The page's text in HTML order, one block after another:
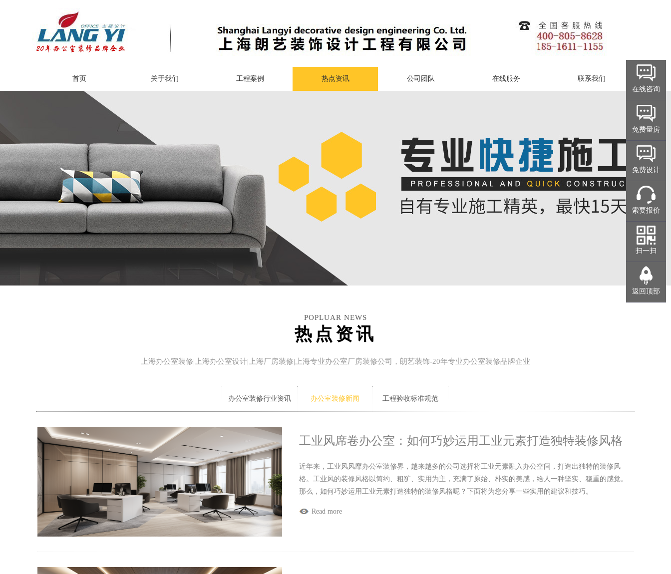
首页 关于我们 工程案例 热点资讯 公司团队 在线服务 联系我们
POPLUAR NEWS
热点资讯
上海办公室装修|上海办公室设计|上海厂房装修|上海专业办公室厂房装修公司，朗艺装饰-20年专业办公室装修品牌企业
办公室装修行业资讯 办公室装修新闻 工程验收标准规范
工业风席卷办公室：如何巧妙运用工业元素打造独特装修风格
近年来，工业风风靡办公室装修界，越来越多的公司选择将工业元素融入办公空间，打造出独特的装修风
格。工业风的装修风格以简约、粗犷、实用为主，充满了原始、朴实的美感，给人一种坚实、稳重的感觉。
那么，如何巧妙运用工业元素打造独特的装修风格呢？下面将为您分享一些实用的建议和技巧。
Read more
在线咨询
免费量房
免费设计
索要报价
扫一扫
返回顶部